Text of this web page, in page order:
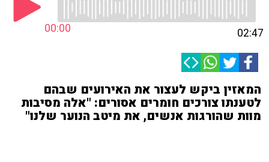
00:00 02:47
המאזין ביקש לעצור את האירועים שבהם
לטענתו צורכים חומרים אסורים: "אלה מסיבות
מוות שהורגות אנשים, את מיטב הנוער שלנו"